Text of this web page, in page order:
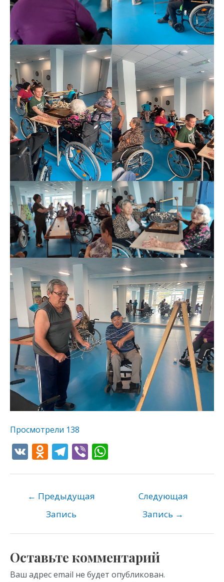
Просмотрели 138
V O
o
kl
as
ni
T
gr
a
m
Vi
p
← Предыдущая
Запись
Следующая
Запись →
Оставьте комментарий
Ваш адрес email не будет опубликован.